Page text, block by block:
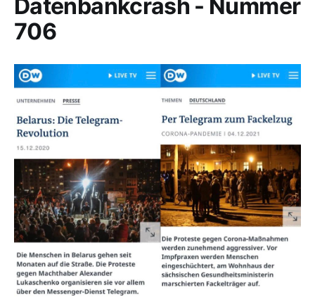
Datenbankcrash - Nummer
706